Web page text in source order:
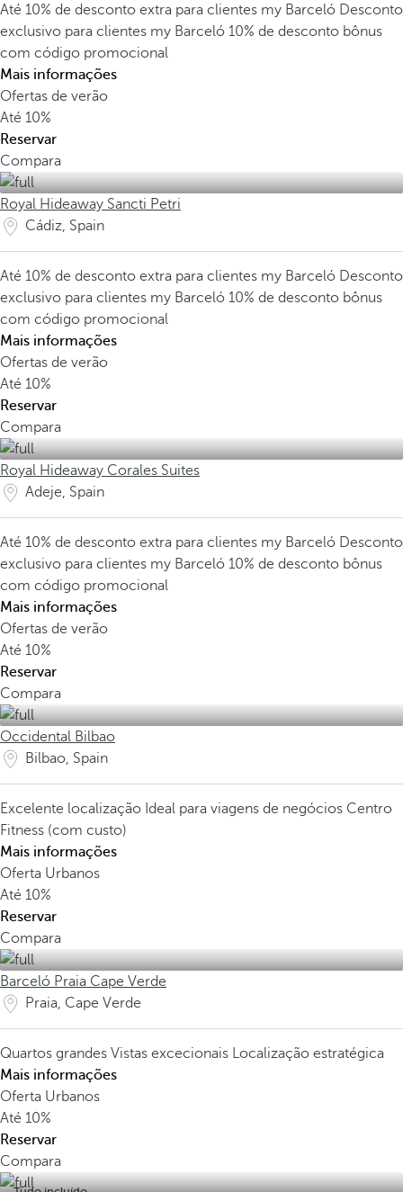
Até 10% de desconto extra para clientes my Barceló Desconto
exclusivo para clientes my Barceló 10% de desconto bônus
com código promocional
Mais informações
Ofertas de verão
Até 10%
Reservar
Compara
Royal Hideaway Sancti Petri
Cádiz, Spain
Até 10% de desconto extra para clientes my Barceló Desconto
exclusivo para clientes my Barceló 10% de desconto bônus
com código promocional
Mais informações
Ofertas de verão
Até 10%
Reservar
Compara
Royal Hideaway Corales Suites
Adeje, Spain
Até 10% de desconto extra para clientes my Barceló Desconto
exclusivo para clientes my Barceló 10% de desconto bônus
com código promocional
Mais informações
Ofertas de verão
Até 10%
Reservar
Compara
Occidental Bilbao
Bilbao, Spain
Excelente localização Ideal para viagens de negócios Centro
Fitness (com custo)
Mais informações
Oferta Urbanos
Até 10%
Reservar
Compara
Barceló Praia Cape Verde
Praia, Cape Verde
Quartos grandes Vistas excecionais Localização estratégica
Mais informações
Oferta Urbanos
Até 10%
Reservar
Compara